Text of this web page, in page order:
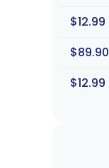
$12.99
$89.90
$12.99